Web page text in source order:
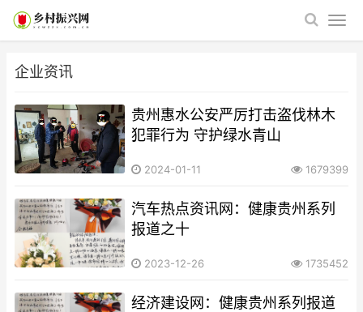
企业资讯
贵州惠水公安严厉打击盗伐林木
犯罪行为 守护绿水青山
2024-01-11 1679399
汽车热点资讯网：健康贵州系列
报道之十
2023-12-26 1735452
经济建设网​​​​​​​：健康贵州系列报道